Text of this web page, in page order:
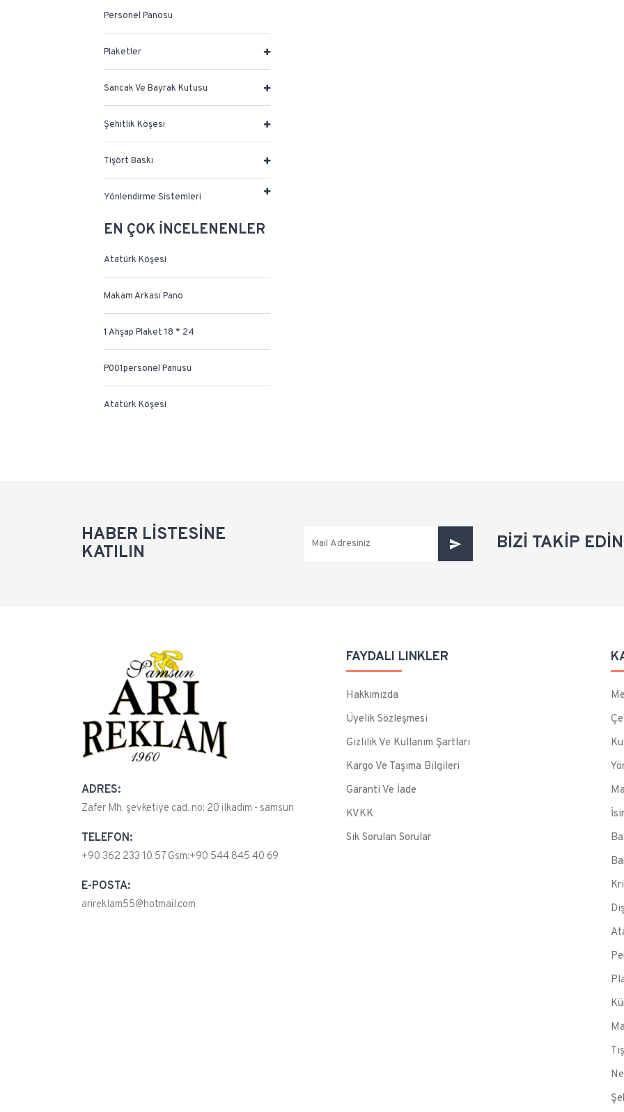
Personel Panosu
Plaketler
Sancak Ve Bayrak Kutusu
Şehitlik Köşesi
Tişört Baskı
Yönlendirme Sistemleri
EN ÇOK İNCELENENLER
Atatürk Köşesi
Makam Arkası Pano
1 Ahşap Plaket 18 * 24
P001personel Panusu
Atatürk Köşesi
HABER LİSTESİNE
KATILIN
BİZİ TAKİP EDİN
ADRES:
Zafer Mh. şevketiye cad. no: 20 ilkadım - samsun
TELEFON:
+90 362 233 10 57 Gsm:+90 544 845 40 69
E-POSTA:
arireklam55@hotmail.com
FAYDALI LINKLER
Hakkımızda
Üyelik Sözleşmesi
Gizlilik Ve Kullanım Şartları
Kargo Ve Taşıma Bilgileri
Garanti Ve İade
KVKK
Sık Sorulan Sorular